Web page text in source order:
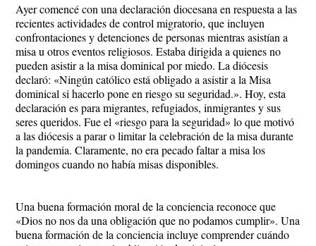
Ayer comencé con una declaración diocesana en respuesta a las
recientes actividades de control migratorio, que incluyen
confrontaciones y detenciones de personas mientras asistían a
misa u otros eventos religiosos. Estaba dirigida a quienes no
pueden asistir a la misa dominical por miedo. La diócesis
declaró: «Ningún católico está obligado a asistir a la Misa
dominical si hacerlo pone en riesgo su seguridad.». Hoy, esta
declaración es para migrantes, refugiados, inmigrantes y sus
seres queridos. Fue el «riesgo para la seguridad» lo que motivó
a las diócesis a parar o limitar la celebración de la misa durante
la pandemia. Claramente, no era pecado faltar a misa los
domingos cuando no había misas disponibles.
Una buena formación moral de la conciencia reconoce que
«Dios no nos da una obligación que no podamos cumplir». Una
buena formación de la conciencia incluye comprender cuándo